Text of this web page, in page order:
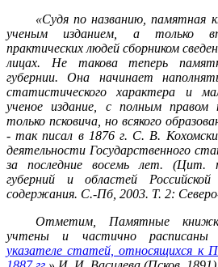
«Судя по названию,
ученым изданием, а только
практических людей сборником
лицах. Не такова теперь
губернии. Она начинает
статистического характера и
ученое издание, с полным правом
только псковича, но всякого
- так писал в 1876 г. С. В.
деятельности Государственного
за последние восемь лет.
губерний и областей
содержания. С.-Пб, 2003. Т. 2:
Отметим, Памятные
учтены и частично
указателе статей, относящихся к